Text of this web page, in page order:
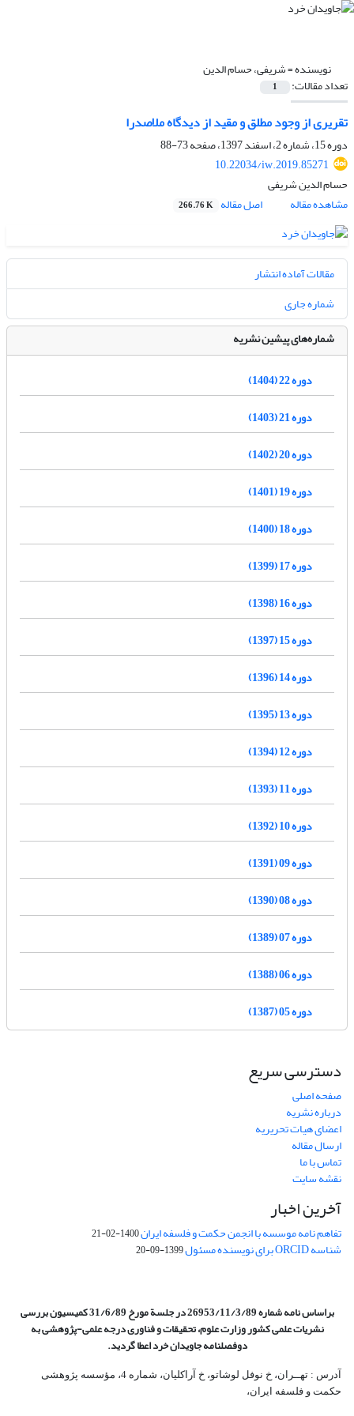
نویسنده =شریفی، حسام الدین
تعداد مقالات: 1
تقریری از وجود مطلق و مقید از دیدگاه ملاصدرا
دوره 15، شماره 2، اسفند 1397، صفحه
73-88
10.22034/iw.2019.85271
حسام الدین شریفی
مشاهده مقاله
اصل مقاله 266.76 K
مقالات آماده انتشار
شماره جاری
شماره‌های پیشین نشریه
دوره 22 (1404)
دوره 21 (1403)
دوره 20 (1402)
دوره 19 (1401)
دوره 18 (1400)
دوره 17 (1399)
دوره 16 (1398)
دوره 15 (1397)
دوره 14 (1396)
دوره 13 (1395)
دوره 12 (1394)
دوره 11 (1393)
دوره 10 (1392)
دوره 09 (1391)
دوره 08 (1390)
دوره 07 (1389)
دوره 06 (1388)
دوره 05 (1387)
دسترسی سریع
صفحه اصلی
درباره نشریه
اعضای هیات تحریریه
ارسال مقاله
تماس با ما
نقشه سایت
آخرین اخبار
تفاهم نامه موسسه با انجمن حکمت و فلسفه ایران1400-02-21
شناسه ORCID برای نویسنده مسئول 1399-09-20
براساس نامه شماره 26953/11/3/89 در جلسة مورخ 31/6/89 کمیسیون
بررسی
نشریات علمی کشور وزارت علوم، تحقیقات و فناوری درجه علمی‌-پژوهشیبه
دوفصلنامه جاویدان خرد اعطا گردید.
آدرس : تهــران، خ نوفل لوشاتو، خ آراکلیان، شماره 4،‌ مؤسسه پژوهشی
حکمت و فلسفه ایران،‌